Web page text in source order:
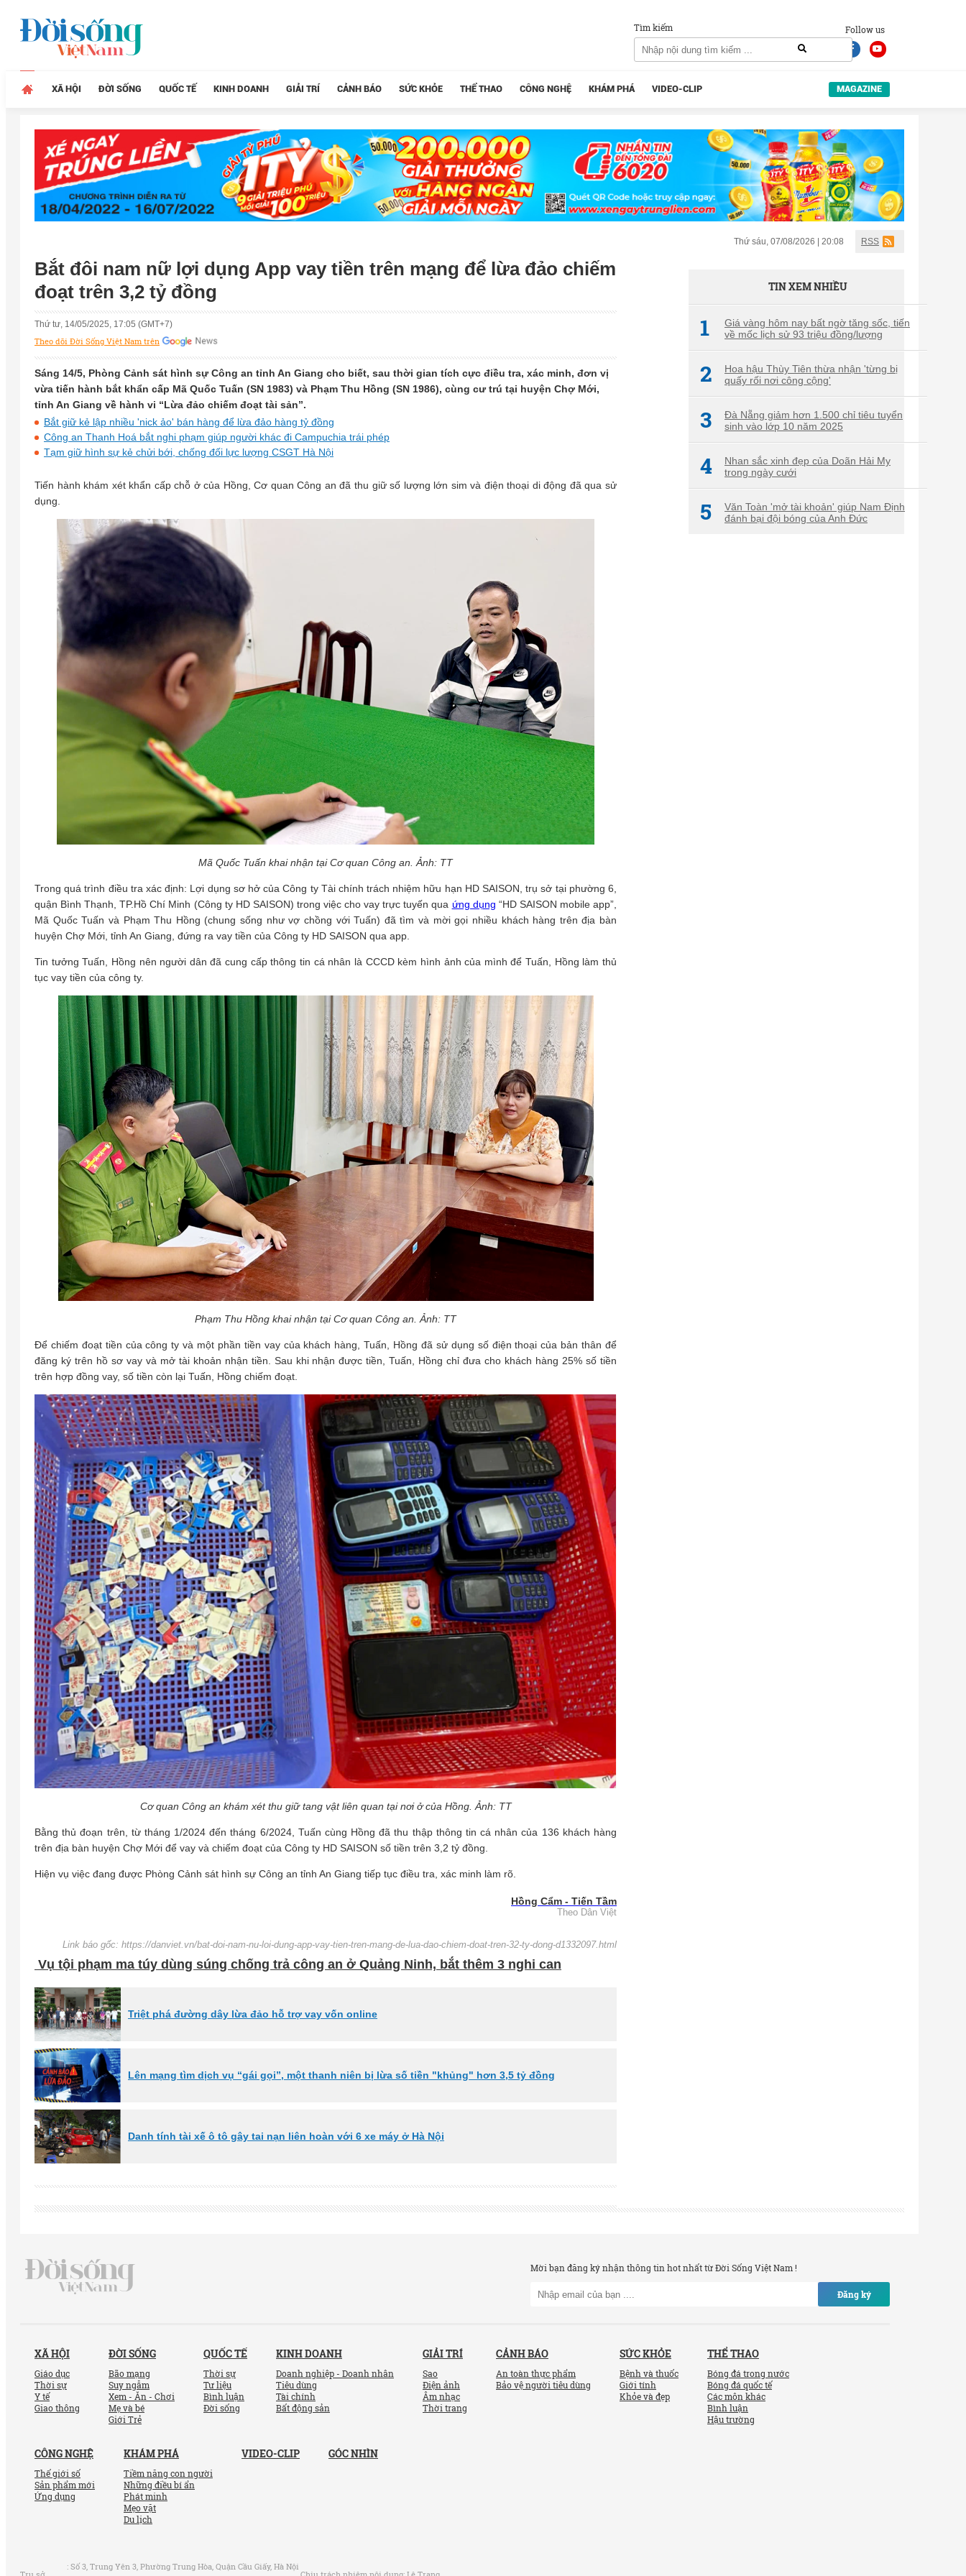
Follow us
Tìm kiếm
XÃ HỘI ĐỜI SỐNG QUỐC TẾ KINH DOANH GIẢI TRÍ CẢNH BÁO SỨC KHỎE THỂ THAO CÔNG NGHỆ KHÁM PHÁ VIDEO-CLIP MAGAZINE
Thứ sáu, 07/08/2026 | 20:08 RSS
Bắt đôi nam nữ lợi dụng App vay tiền trên mạng để lừa đảo chiếm
đoạt trên 3,2 tỷ đồng
Thứ tư, 14/05/2025, 17:05 (GMT+7)
Theo dõi Đời Sống Việt Nam trên
Sáng 14/5, Phòng Cảnh sát hình sự Công an tỉnh An Giang cho biết, sau thời gian tích cực điều tra, xác minh, đơn vị
vừa tiến hành bắt khẩn cấp Mã Quốc Tuấn (SN 1983) và Phạm Thu Hồng (SN 1986), cùng cư trú tại huyện Chợ Mới,
tỉnh An Giang về hành vi “Lừa đảo chiếm đoạt tài sản”.
Bắt giữ kẻ lập nhiều 'nick ảo' bán hàng để lừa đảo hàng tỷ đồng
Công an Thanh Hoá bắt nghi phạm giúp người khác đi Campuchia trái phép
Tạm giữ hình sự kẻ chửi bới, chống đối lực lượng CSGT Hà Nội
Tiến hành khám xét khẩn cấp chỗ ở của Hồng, Cơ quan Công an đã thu giữ số lượng lớn sim và điện thoại di động đã qua sử
dụng.
Mã Quốc Tuấn khai nhận tại Cơ quan Công an. Ảnh: TT
Trong quá trình điều tra xác định: Lợi dụng sơ hở của Công ty Tài chính trách nhiệm hữu hạn HD SAISON, trụ sở tại phường 6,
quận Bình Thạnh, TP.Hồ Chí Minh (Công ty HD SAISON) trong việc cho vay trực tuyến qua ứng dụng “HD SAISON mobile app”,
Mã Quốc Tuấn và Phạm Thu Hồng (chung sống như vợ chồng với Tuấn) đã tìm và mời gọi nhiều khách hàng trên địa bàn
huyện Chợ Mới, tỉnh An Giang, đứng ra vay tiền của Công ty HD SAISON qua app.
Tin tưởng Tuấn, Hồng nên người dân đã cung cấp thông tin cá nhân là CCCD kèm hình ảnh của mình để Tuấn, Hồng làm thủ
tục vay tiền của công ty.
Phạm Thu Hồng khai nhận tại Cơ quan Công an. Ảnh: TT
Để chiếm đoạt tiền của công ty và một phần tiền vay của khách hàng, Tuấn, Hồng đã sử dụng số điện thoại của bản thân để
đăng ký trên hồ sơ vay và mở tài khoản nhận tiền. Sau khi nhận được tiền, Tuấn, Hồng chỉ đưa cho khách hàng 25% số tiền
trên hợp đồng vay, số tiền còn lại Tuấn, Hồng chiếm đoạt.
Cơ quan Công an khám xét thu giữ tang vật liên quan tại nơi ở của Hồng. Ảnh: TT
Bằng thủ đoạn trên, từ tháng 1/2024 đến tháng 6/2024, Tuấn cùng Hồng đã thu thập thông tin cá nhân của 136 khách hàng
trên địa bàn huyện Chợ Mới để vay và chiếm đoạt của Công ty HD SAISON số tiền trên 3,2 tỷ đồng.
Hiện vụ việc đang được Phòng Cảnh sát hình sự Công an tỉnh An Giang tiếp tục điều tra, xác minh làm rõ.
Hồng Cẩm - Tiến Tầm
Theo Dân Việt
Link báo gốc: https://danviet.vn/bat-doi-nam-nu-loi-dung-app-vay-tien-tren-mang-de-lua-dao-chiem-doat-tren-32-ty-dong-d1332097.html
Vụ tội phạm ma túy dùng súng chống trả công an ở Quảng Ninh, bắt thêm 3 nghi can
Triệt phá đường dây lừa đảo hỗ trợ vay vốn online
Lên mạng tìm dịch vụ “gái gọi”, một thanh niên bị lừa số tiền "khủng" hơn 3,5 tỷ đồng
Danh tính tài xế ô tô gây tai nạn liên hoàn với 6 xe máy ở Hà Nội
TIN XEM NHIỀU
1
Giá vàng hôm nay bất ngờ tăng sốc, tiến
về mốc lịch sử 93 triệu đồng/lượng
2
Hoa hậu Thùy Tiên thừa nhận 'từng bị
quấy rối nơi công cộng'
3
Đà Nẵng giảm hơn 1.500 chỉ tiêu tuyển
sinh vào lớp 10 năm 2025
4
Nhan sắc xinh đẹp của Doãn Hải My
trong ngày cưới
5
Văn Toàn 'mở tài khoản' giúp Nam Định
đánh bại đội bóng của Anh Đức
Mời bạn đăng ký nhận thông tin hot nhất từ Đời Sống Việt Nam !
Đăng ký
XÃ HỘI
Giáo dục
Thời sự
Y tế
Giao thông
ĐỜI SỐNG
Bão mạng
Suy ngẫm
Xem - Ăn - Chơi
Mẹ và bé
Giới Trẻ
QUỐC TẾ
Thời sự
Tư liệu
Bình luận
Đời sống
KINH DOANH
Doanh nghiệp - Doanh nhân
Tiêu dùng
Tài chính
Bất động sản
GIẢI TRÍ
Sao
Điện ảnh
Âm nhạc
Thời trang
CẢNH BÁO
An toàn thực phẩm
Bảo vệ người tiêu dùng
SỨC KHỎE
Bệnh và thuốc
Giới tính
Khỏe và đẹp
THỂ THAO
Bóng đá trong nước
Bóng đá quốc tế
Các môn khác
Bình luận
Hậu trường
CÔNG NGHỆ
Thế giới số
Sản phẩm mới
Ứng dụng
KHÁM PHÁ
Tiềm năng con người
Những điều bí ẩn
Phát minh
Mẹo vặt
Du lịch
VIDEO-CLIP GÓC NHÌN
: Số 3, Trung Yên 3, Phường Trung Hòa, Quận Cầu Giấy, Hà Nội